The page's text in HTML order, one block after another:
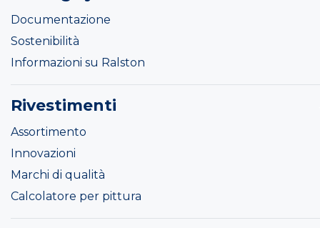
Documentazione
Sostenibilità
Informazioni su Ralston
Rivestimenti
Assortimento
Innovazioni
Marchi di qualità
Calcolatore per pittura